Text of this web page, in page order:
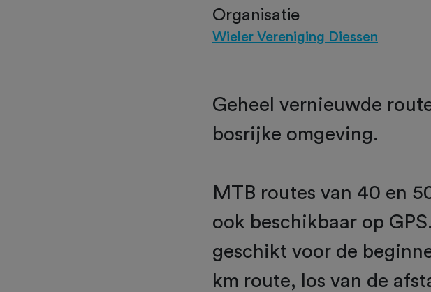
Organisatie
Wieler Vereniging Diessen
Geheel vernieuwde
bosrijke omgeving.
MTB routes van 40 en
ook beschikbaar op
geschikt voor de
km route, los van de